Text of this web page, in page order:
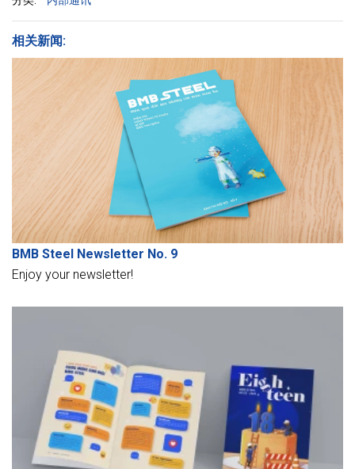
相关新闻:
BMB Steel Newsletter No. 9
Enjoy your newsletter!